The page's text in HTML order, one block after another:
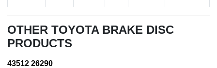
OTHER TOYOTA BRAKE DISC
PRODUCTS
43512 26290